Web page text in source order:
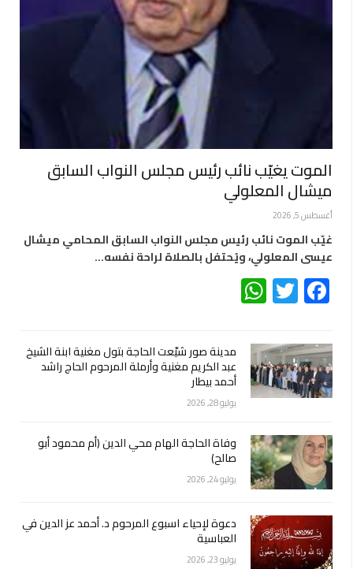
الموت يغيّب نائب رئيس مجلس النواب السابق
ميشال المعلولي
أغسطس 5, 2026
غيّب الموت نائب رئيس مجلس النواب السابق المحامي ميشال
عيسى المعلولي، ويُحتفل بالصلاة لراحة نفسه…
Facebook
Twitter
مدينة صور شيّعت الحاجة بتول مغنية ابنة الشيخ
عبد الكريم مغنية وأرملة المرحوم الحاج راشد
أحمد بيطار
يوليو 28, 2026
وفاة الحاجة الهام محي الدين (أم محمود أبو
صالح)
يوليو 24, 2026
دعوة لإحياء اسبوع المرحوم د. أحمد عز الدين في
العباسية
يوليو 23, 2026